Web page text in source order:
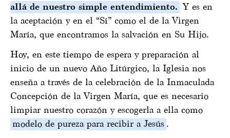
allá de nuestro simple entendimiento. Y es en
la aceptación y en el “Sí” como el de la Virgen
María, que encontramos la salvación en Su Hijo.
Hoy, en este tiempo de espera y preparación al
inicio de un nuevo Año Litúrgico, la Iglesia nos
enseña a través de la celebración de la Inmaculada
Concepción de la Virgen María, que es necesario
limpiar nuestro corazón y escogerla a ella como
modelo de pureza para recibir a Jesús .